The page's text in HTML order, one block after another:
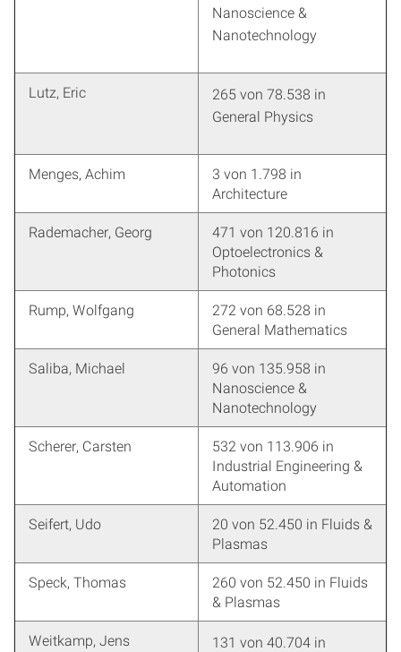
Nanoscience &
Nanotechnology
Lutz, Eric
265 von 78.538 in
General Physics
Menges, Achim
3 von 1.798 in
Architecture
Rademacher, Georg
471 von 120.816 in
Optoelectronics &
Photonics
Rump, Wolfgang
272 von 68.528 in
General Mathematics
Saliba, Michael
96 von 135.958 in
Nanoscience &
Nanotechnology
Scherer, Carsten
532 von 113.906 in
Industrial Engineering &
Automation
Seifert, Udo
20 von 52.450 in Fluids &
Plasmas
Speck, Thomas
260 von 52.450 in Fluids
& Plasmas
Weitkamp, Jens
131 von 40.704 in